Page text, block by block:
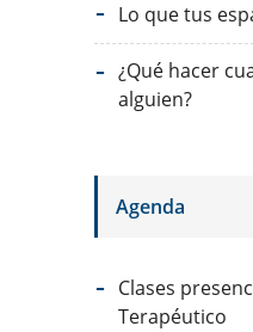
Lo que tus
¿Qué hacer
alguien?
Agenda
Clases
Terapéutico